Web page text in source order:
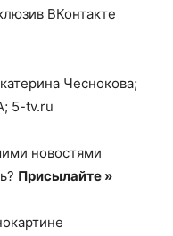
ВКонтакте
Чеснокова;
5-tv.ru
новостями
Присылайте »